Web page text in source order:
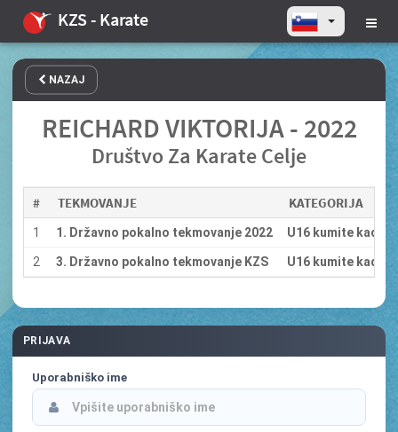
KZS - Karate
NAZAJ
REICHARD VIKTORIJA - 2022
Društvo Za Karate Celje
# TEKMOVANJE KATEGORIJA
1 1. Državno pokalno tekmovanje 2022 U16 kumite
2 3. Državno pokalno tekmovanje KZS U16 kumite
PRIJAVA
Uporabniško ime